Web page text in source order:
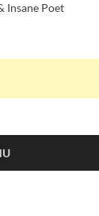
Insane Poet